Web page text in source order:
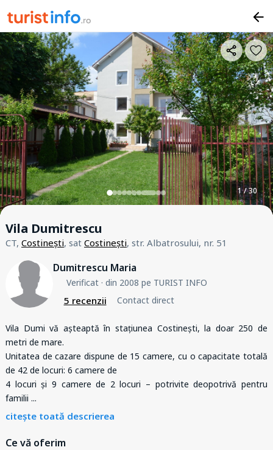
1 / 30
Vila Dumitrescu
CT, Costinești, sat Costinești, str. Albatrosului, nr. 51
Dumitrescu Maria
Verificat· din 2008 pe TURIST INFO
5 recenzii Contact direct
Vila Dumi vă așteaptă în stațiunea Costinești, la doar 250 de
metri de mare.
Unitatea de cazare dispune de 15 camere, cu o capacitate totală
de 42 de locuri: 6 camere de
4 locuri și 9 camere de 2 locuri – potrivite deopotrivă pentru
familii ...
citește toată descrierea
Ce vă oferim